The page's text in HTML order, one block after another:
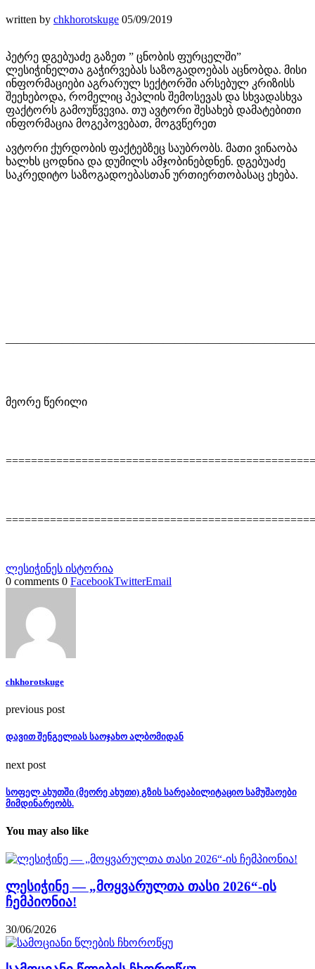
written by chkhorotskuge 05/09/2019
პეტრე დგებუაძე გაზეთ ” ცნობის ფურცელში”
ლესიჭინელთა გაჭირვებას საზოგადოებას აცნობდა. მისი
ინფორმაციები აგრარულ სექტორში არსებულ კრიზისს
შეეხებოდა, რომელიც პეპლის შემოსევას და სხვადასხვა
ფაქტორს გამოუწვევია. თუ ავტორი შესახებ დამატებითი
ინფორმაცია მოგეპოვებათ, მოგვწერეთ
ავტორი ქურდობის ფაქტებზეც საუბრობს. მათი ვინაობა
ხალხს ცოდნია და დუმილს ამჯობინებდნენ. დგებუაძე
საკრედიტო საზოგადოებასთან ურთიერთობასაც ეხება.
მეორე წერილი
ლესიჭინეს ისტორია
0 comments 0 FacebookTwitterEmail
chkhorotskuge
previous post
დავით შენგელიას საოჯახო ალბომიდან
next post
სოფელ ახუთში (მეორე ახუთი) გზის სარეაბილიტაციო სამუშაოები
მიმდინარეობს.
You may also like
ლესიჭინე — „მოყვარულთა თასი 2026“-ის
ჩემპიონია!
30/06/2026